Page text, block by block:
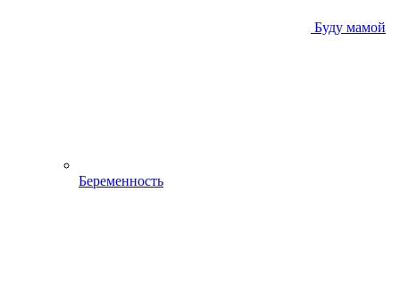
Буду мамой
Беременность